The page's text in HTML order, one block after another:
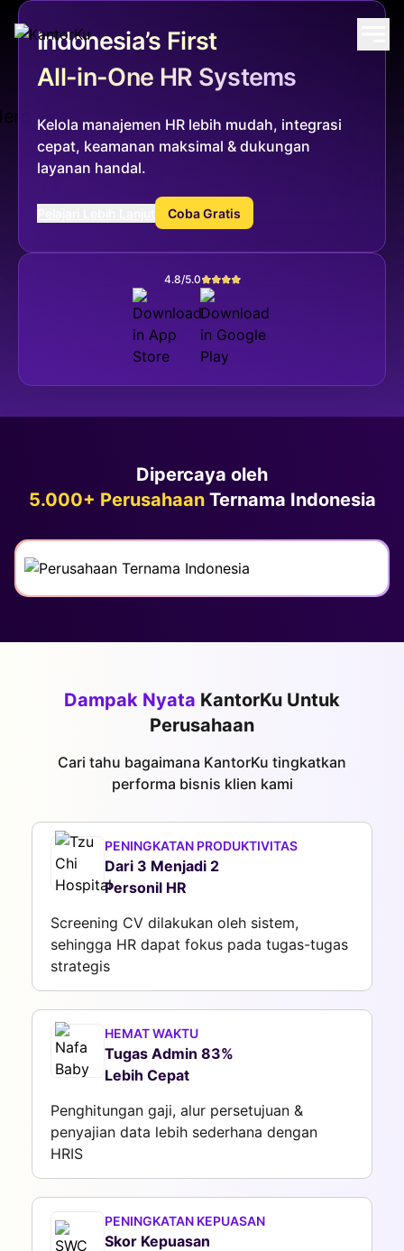
Indonesia’s First
All-in-One HR Systems
Kelola manajemen HR lebih mudah, integrasi
cepat, keamanan maksimal & dukungan
layanan handal.
Coba Gratis
4.8/5.0
Dipercaya oleh
5.000+ PerusahaanTernama Indonesia
Dampak Nyata KantorKu Untuk
Perusahaan
Cari tahu bagaimana KantorKu tingkatkan
performa bisnis klien kami
PENINGKATAN PRODUKTIVITAS
Dari 3 Menjadi 2
Personil HR
Screening CV dilakukan oleh sistem,
sehingga HR dapat fokus pada tugas-tugas
strategis
HEMAT WAKTU
Tugas Admin 83%
Lebih Cepat
Penghitungan gaji, alur persetujuan &
penyajian data lebih sederhana dengan
HRIS
PENINGKATAN KEPUASAN
Skor Kepuasan